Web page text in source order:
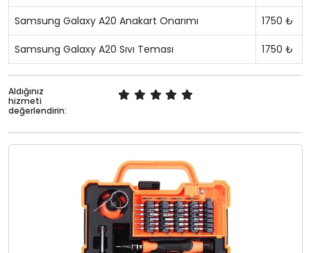
Samsung Galaxy A20 Anakart Onarımı 1750 ₺
Samsung Galaxy A20 Sıvı Teması 1750 ₺
Aldığınız
hizmeti
değerlendirin: